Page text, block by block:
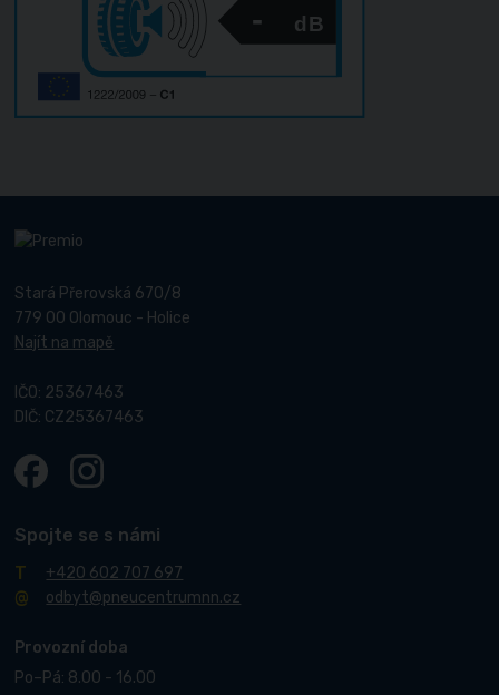
- dB
Stará Přerovská 670/8
779 00 Olomouc - Holice
Najít na mapě
IČO: 25367463
DIČ: CZ25367463
Spojte se s námi
+420 602 707 697
odbyt@pneucentrumnn.cz
Provozní doba
Po–Pá: 8.00 - 16.00